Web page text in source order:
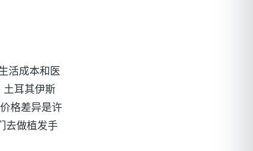
活成本和医
土耳其伊斯
格差异是许
去做植发手